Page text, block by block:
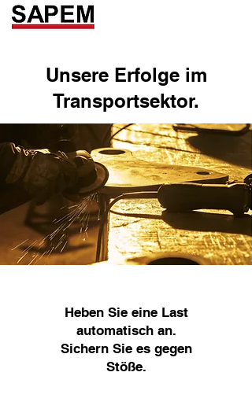
Heben Sie eine Last
automatisch an.
Sichern Sie es gegen
Stöße.
Unsere Erfolge im
Transportsektor.